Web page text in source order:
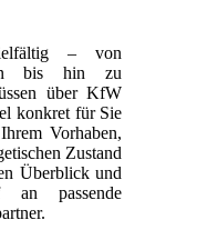
– von
bis hin zu
über KfW
konkret für Sie
Vorhaben,
Zustand
Überblick und
an passende